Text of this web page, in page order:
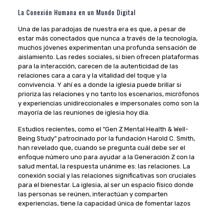
La Conexión Humana en un Mundo Digital
Una de las paradojas de nuestra era es que, a pesar de
estar más conectados que nunca a través de la tecnología,
muchos jóvenes experimentan una profunda sensación de
aislamiento. Las redes sociales, si bien ofrecen plataformas
para la interacción, carecen de la autenticidad de las
relaciones cara a cara y la vitalidad del toque y la
convivencia. Y ahí es a donde la iglesia puede brillar si
prioriza las relaciones y no tanto los escenarios, micrófonos
y experiencias unidireccionales e impersonales como son la
mayoría de las reuniones de iglesia hoy día.
Estudios recientes, como el “Gen Z Mental Health & Well-
Being Study” patrocinado por la fundación Harold C. Smith,
han revelado que, cuando se pregunta cuál debe ser el
enfoque número uno para ayudar a la Generación Z con la
salud mental, la respuesta unánime es: las relaciones. La
conexión social y las relaciones significativas son cruciales
para el bienestar. La iglesia, al ser un espacio físico donde
las personas se reúnen, interactúan y comparten
experiencias, tiene la capacidad única de fomentar lazos